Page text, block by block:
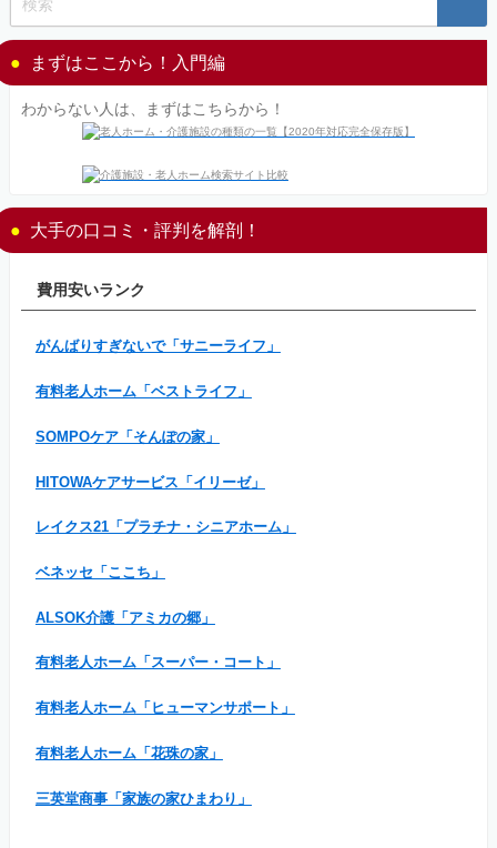
まずはここから！入門編
わからない人は、まずはこちらから！
大手の口コミ・評判を解剖！
費用安いランク
がんばりすぎないで「サニーライフ」
有料老人ホーム「ベストライフ」
SOMPOケア「そんぽの家」
HITOWAケアサービス「イリーゼ」
レイクス21「プラチナ・シニアホーム」
ベネッセ「ここち」
ALSOK介護「アミカの郷」
有料老人ホーム「スーパー・コート」
有料老人ホーム「ヒューマンサポート」
有料老人ホーム「花珠の家」
三英堂商事「家族の家ひまわり」